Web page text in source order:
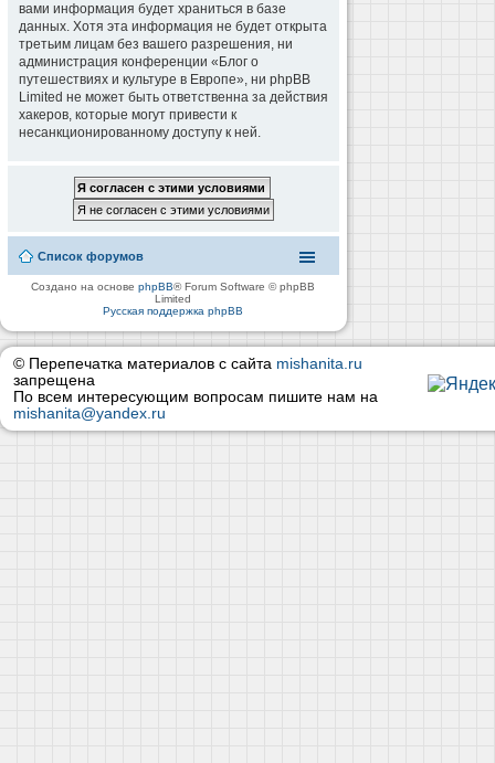
вами информация будет храниться в базе
данных. Хотя эта информация не будет открыта
третьим лицам без вашего разрешения, ни
администрация конференции «Блог о
путешествиях и культуре в Европе», ни phpBB
Limited не может быть ответственна за действия
хакеров, которые могут привести к
несанкционированному доступу к ней.
Список форумов
Создано на основеphpBB® Forum Software © phpBB
Limited
Русская поддержка phpBB
© Перепечатка материалов с сайта mishanita.ru
запрещена
По всем интересующим вопросам пишите нам на
mishanita@yandex.ru